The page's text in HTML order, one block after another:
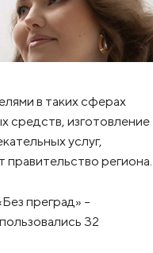
в таких сферах
средств, изготовление
услуг,
региона.
преград» –
32